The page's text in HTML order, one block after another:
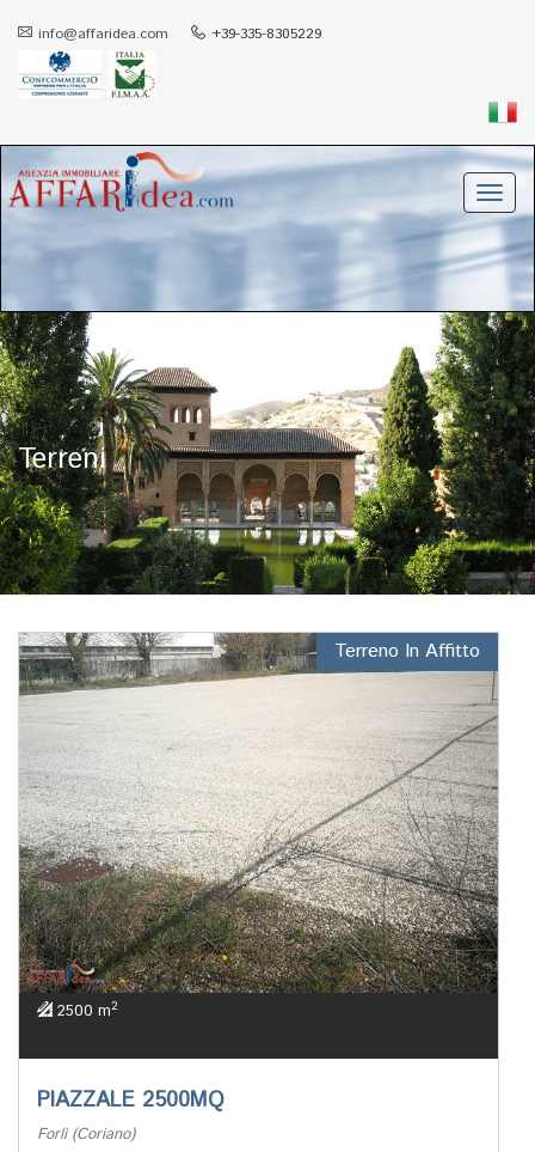
info@affaridea.com +39-335-8305229
Terreni
Terreno In Affitto
2500 m2
PIAZZALE 2500MQ
Forlì (Coriano)